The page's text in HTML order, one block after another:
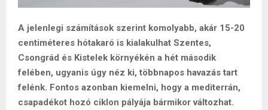
A jelenlegi számítások szerint komolyabb, akár 15-20
centiméteres hótakaró is kialakulhat Szentes,
Csongrád és Kistelek környékén a hét második
felében, ugyanis úgy néz ki, többnapos havazás tart
felénk. Fontos azonban kiemelni, hogy a mediterrán,
csapadékot hozó ciklon pályája bármikor változhat.